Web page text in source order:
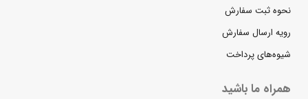
نحوه ثبت سفارش
رویه ارسال سفارش
شیوه‌های پرداخت
همراه ما باشید